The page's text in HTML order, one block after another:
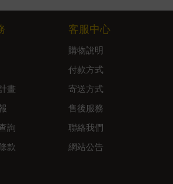
畫
詢
款
客服中心
購物說明
付款方式
寄送方式
售後服務
聯絡我們
網站公告